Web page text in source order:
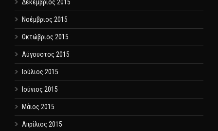
Δεκέμβριος 2015
Νοέμβριος 2015
Οκτώβριος 2015
Αύγουστος 2015
Ιούλιος 2015
Ιούνιος 2015
Μάιος 2015
Απρίλιος 2015